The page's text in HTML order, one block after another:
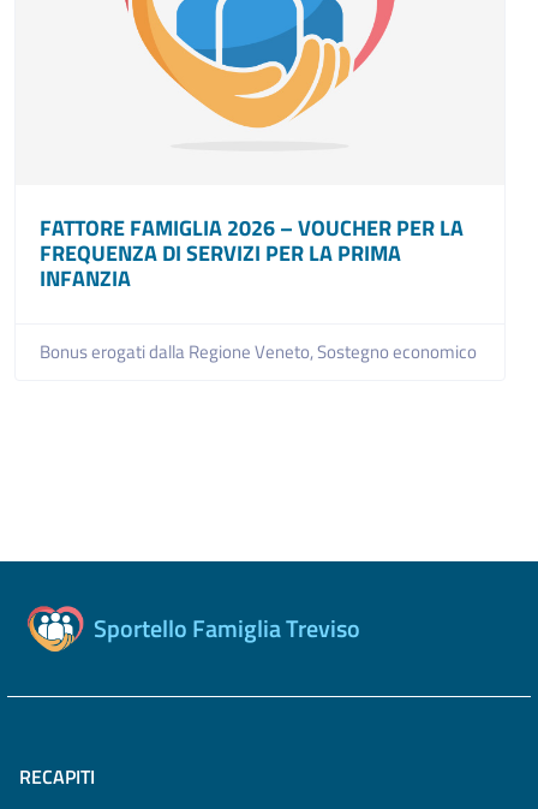
FATTORE FAMIGLIA 2026 – VOUCHER PER LA
FREQUENZA DI SERVIZI PER LA PRIMA
INFANZIA
Bonus erogati dalla Regione Veneto,Sostegno economico
Sportello Famiglia Treviso
RECAPITI